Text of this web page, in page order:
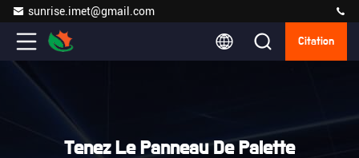
sunrise.imet@gmail.com
Citation
Tenez Le Panneau De Palette